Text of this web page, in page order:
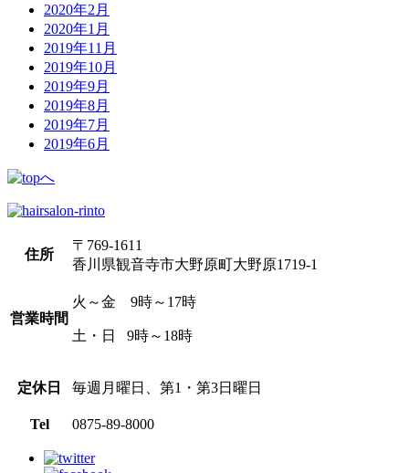
2020年2月
2020年1月
2019年11月
2019年10月
2019年9月
2019年8月
2019年7月
2019年6月
住所
〒769-1611
香川県観音寺市大野原町大野原1719-1
営業時間
火～金 9時～17時
土・日 9時～18時
定休日 毎週月曜日、第1・第3日曜日
Tel 0875-89-8000